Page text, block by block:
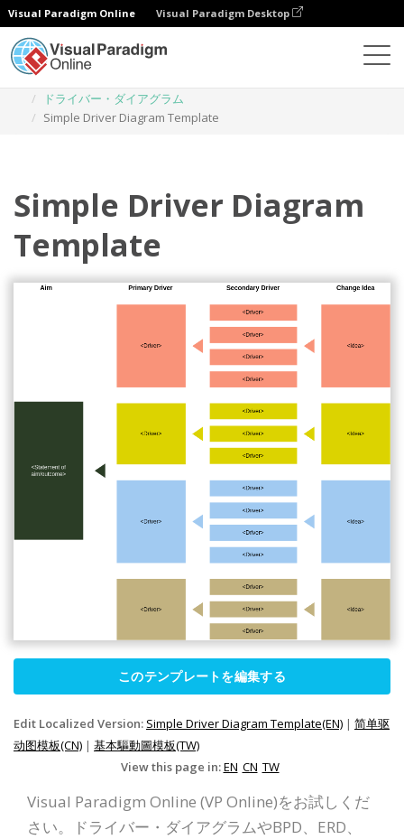
Visual Paradigm Online Visual Paradigm Desktop
ドライバー・ダイアグラム
Simple Driver Diagram Template
Simple Driver Diagram
Template
このテンプレートを編集する
Edit Localized Version: Simple Driver Diagram Template(EN) | 简单驱
动图模板(CN) | 基本驅動圖模板(TW)
View this page in:EN CN TW
Visual Paradigm Online (VP Online)をお試しくだ
さい。ドライバー・ダイアグラムやBPD、ERD、